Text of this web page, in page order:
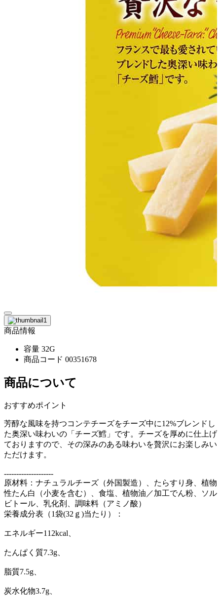
商品情報
容量 32G
商品コード 00351678
商品について
おすすめポイント
芳醇な風味を持つコンテチーズをチーズ中に12%ブレンドし
た奥深い味わいの「チーズ鱈」です。チーズを厚めに仕上げ
ておりますので、その深みのある味わいを贅沢にお楽しみい
ただけます。
--------------------
原材料：ナチュラルチーズ（外国製造）、たらすり身、植物
性たん白（小麦を含む）、食塩、植物油／加工でん粉、ソル
ビトール、乳化剤、調味料（アミノ酸）
栄養成分表（1袋(32ｇ)当たり）：
エネルギー112kcal、
たんぱく質7.3g、
脂質7.5g、
炭水化物3.7g、